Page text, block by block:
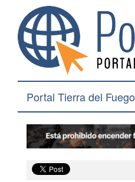
Portal Tierra del Fuego